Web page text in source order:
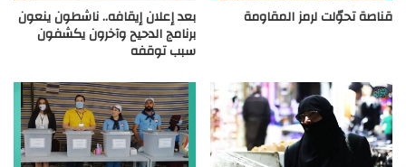
قناصة تحوّلت لرمز المقاومة بعد إعلان إيقافه.. ناشطون ينعون
برنامج الدحيح وآخرون يكشفون
سبب توقفه